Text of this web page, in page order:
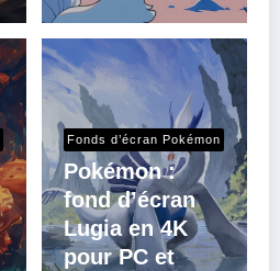
Fonds d’écran Pokémon
Pokémon :
fond d’écran
Lugia en 4K
pour PC et